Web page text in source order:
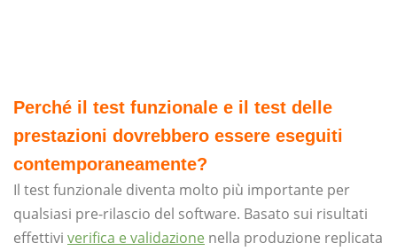
Perché il test funzionale e il test delle
prestazioni dovrebbero essere eseguiti
contemporaneamente?
Il test funzionale diventa molto più importante per
qualsiasi pre-rilascio del software. Basato sui risultati
effettivi verifica e validazione nella produzione replicata